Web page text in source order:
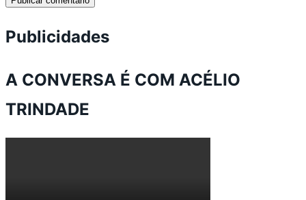
Publicidades
A CONVERSA É COM ACÉLIO
TRINDADE